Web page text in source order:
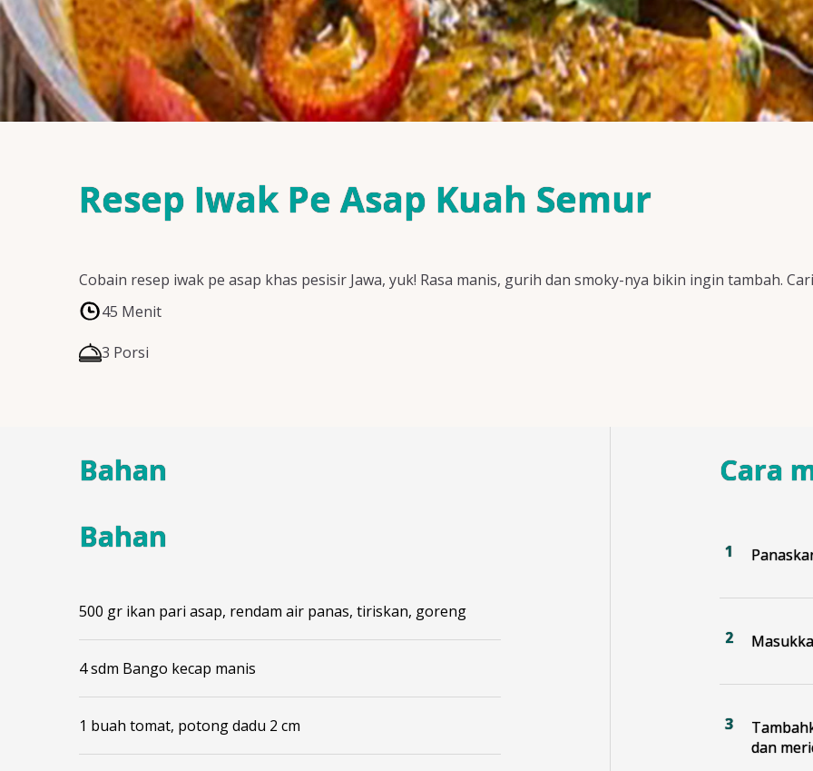
Resep Iwak Pe Asap Kuah Semur
Cobain resep iwak pe asap khas pesisir Jawa, yuk! Rasa manis, gurih dan smoky-nya bikin ingin tambah.
45 Menit
3 Porsi
Bahan
Bahan
500 gr ikan pari asap, rendam air panas, tiriskan, goreng
4 sdm Bango kecap manis
1 buah tomat, potong dadu 2 cm
Cara
dan